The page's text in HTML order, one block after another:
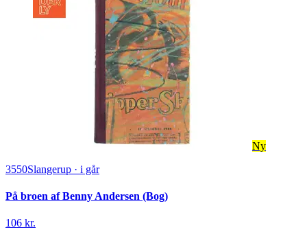
Ny
3550Slangerup · i går
På broen af Benny Andersen (Bog)
106 kr.